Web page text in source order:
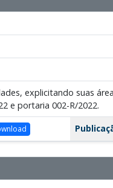
explicitando suas
e portaria 002-R/2022.